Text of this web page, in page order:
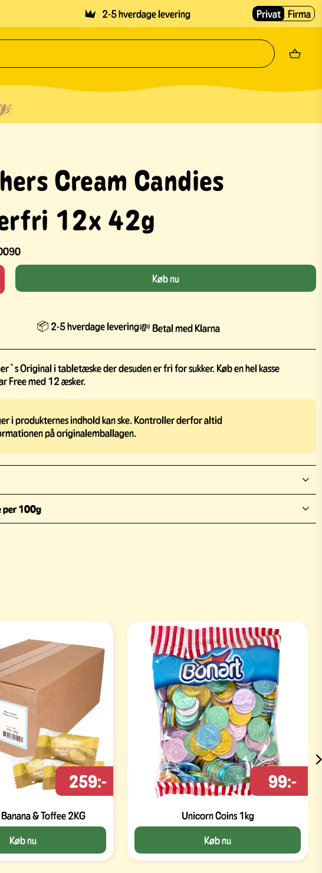
2-5 hverdage levering Privat Firma
Cream Candies
12x 42g
Køb nu
📦 2-5 hverdage levering💸 Betal med Klarna
Original i tabletæske der desuden er fri for sukker. Køb en hel kasse
Free med 12 æsker.
i produkternes indhold kan ske. Kontroller derfor altid
på originalemballagen.
per 100g
& Toffee 2KG
259:-
Køb nu
Unicorn Coins 1kg
99:-
Køb nu